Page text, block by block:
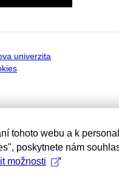
univerzita
tohoto webu a k
poskytnete nám
možnosti